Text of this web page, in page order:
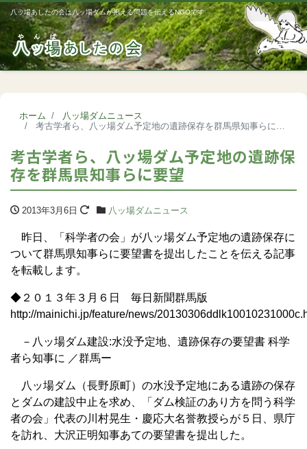
八ッ場あしたの会は八ッ場ダムが抱える問題を伝えるNGOです
ホーム
八ッ場ダムニュース
考古学者ら、八ッ場ダム予定地の遺跡保存を群馬県知事らに要望
考古学者ら、八ッ場ダム予定地の遺跡保
存を群馬県知事らに要望
2013年3月6日 八ッ場ダムニュース
昨日、「科学者の会」が八ッ場ダム予定地の遺跡保存に
ついて群馬県知事らに要望書を提出したことを伝える記事
を転載します。
◆２０１３年３月６日 毎日新聞群馬版
http://mainichi.jp/feature/news/
－八ッ場ダム建設:水没予定地、遺跡保存の要望書 科学
者ら知事に ／群馬ー
八ッ場ダム（長野原町）の水没予定地にある遺跡の保存
とダムの建設中止を求め、「ダム検証のあり方を問う科学
者の会」代表の川村晃生・慶応大名誉教授らが５日、県庁
を訪れ、大沢正明知事あての要望書を提出した。